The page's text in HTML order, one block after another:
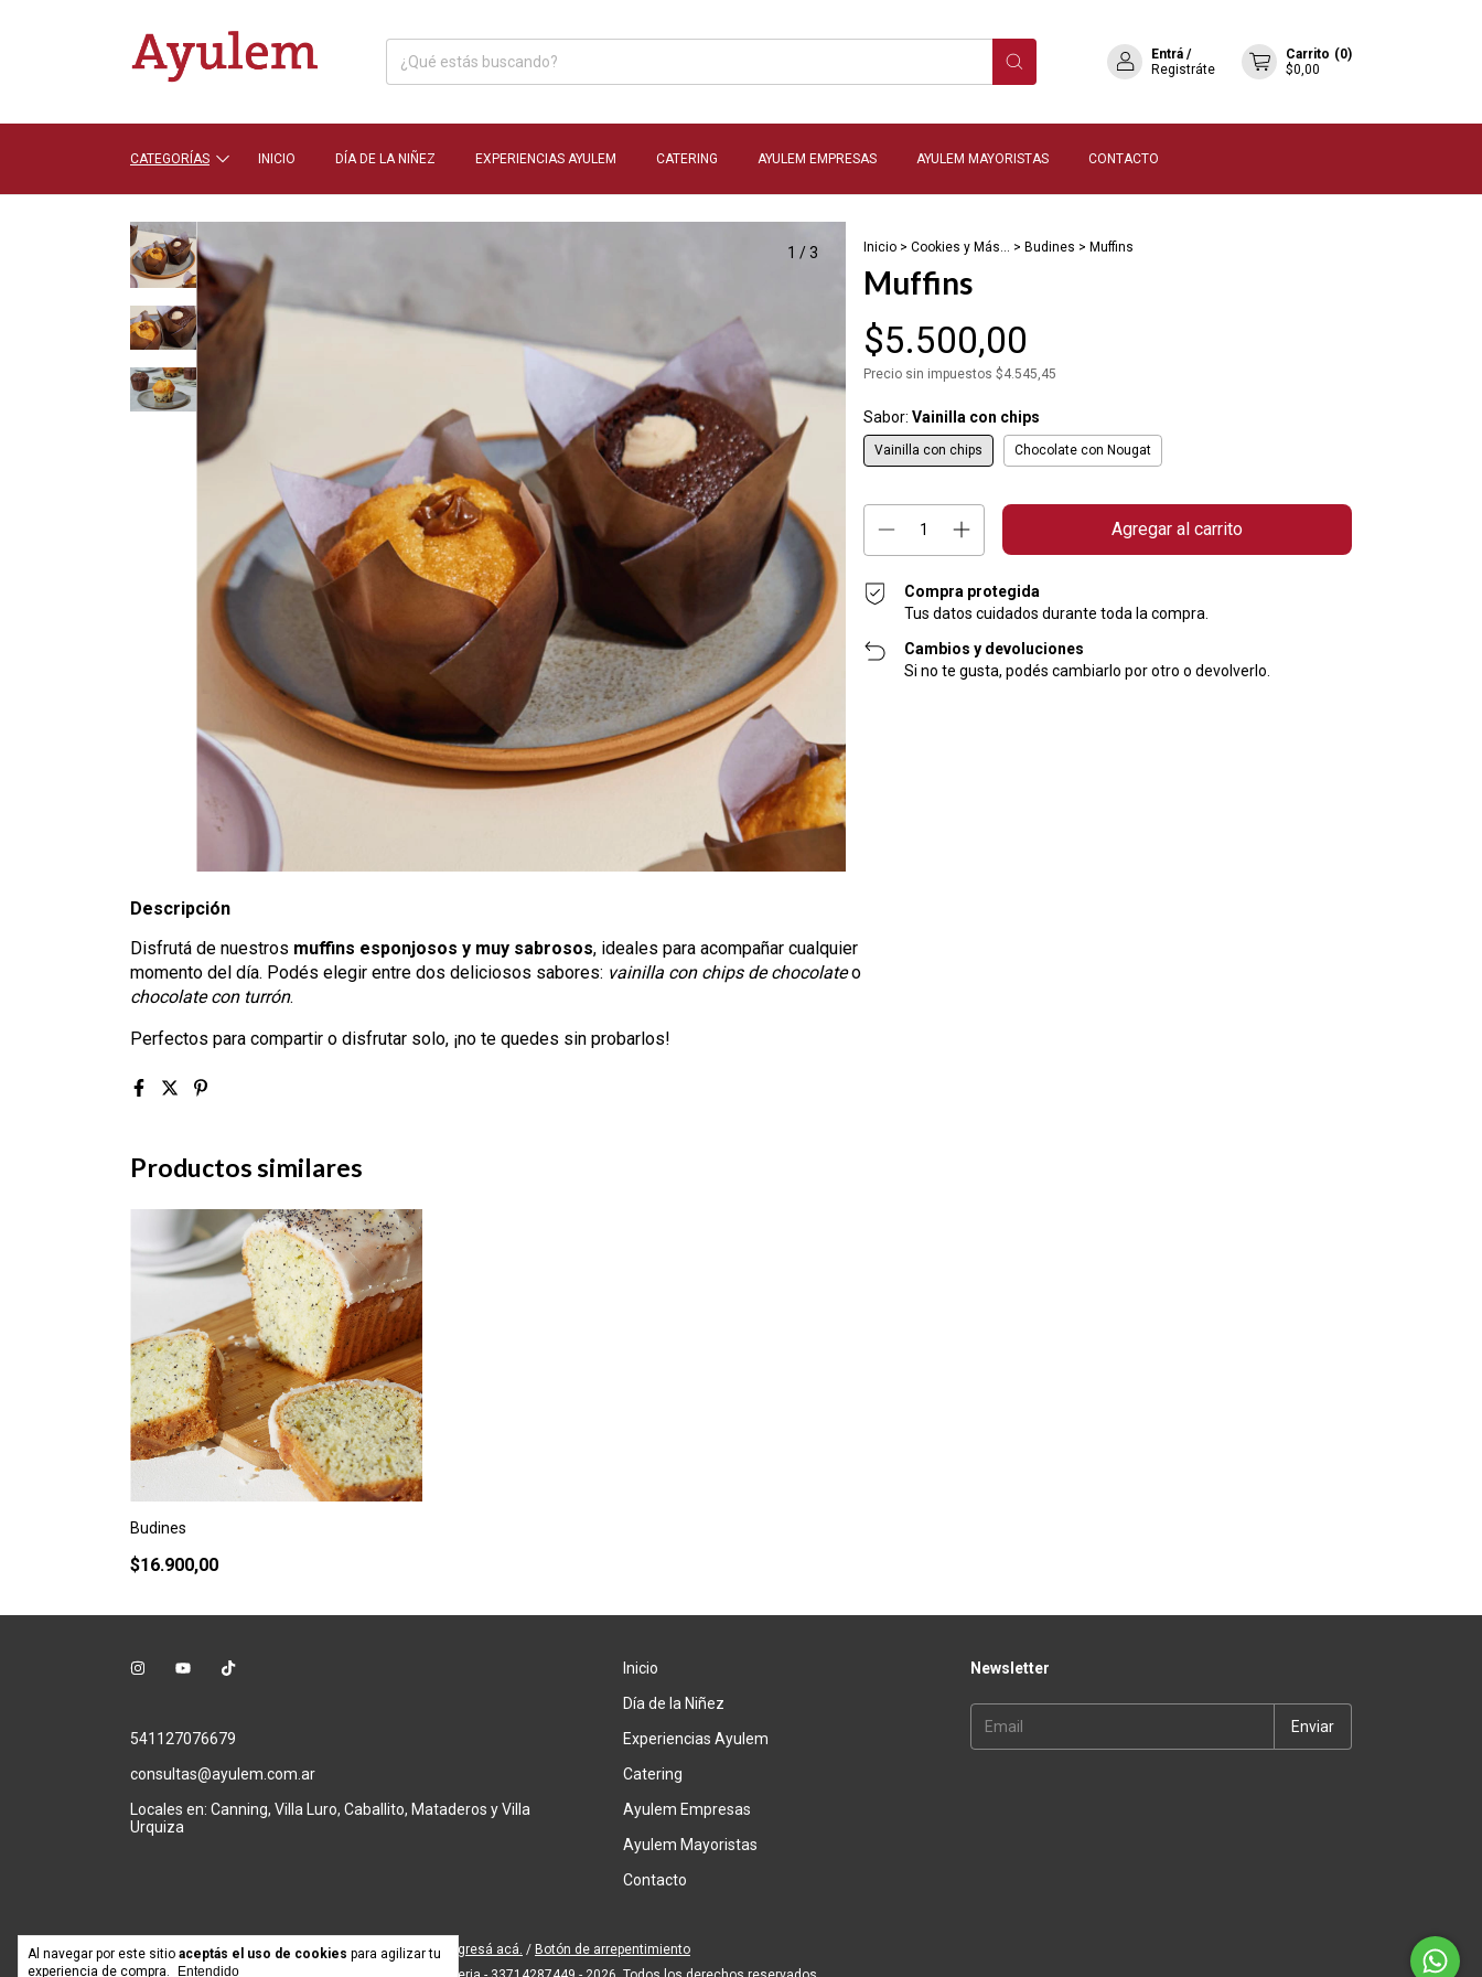
Entrá /
Registráte
Carrito (0)
$0,00
CATEGORÍAS INICIO DÍA DE LA NIÑEZ EXPERIENCIAS AYULEM CATERING AYULEM EMPRESAS AYULEM MAYORISTAS CONTACTO
Al navegar por este sitio aceptás el uso de cookies para agilizar tu
experiencia de compra.
Entendido
1 /3 Inicio > Cookies y Más... > Budines > Muffins
Muffins
$5.500,00
Precio sin impuestos $4.545,45
Sabor: Vainilla con chips
Vainilla con chips Chocolate con Nougat
Compra protegida
Tus datos cuidados durante toda la compra.
Cambios y devoluciones
Si no te gusta, podés cambiarlo por otro o devolverlo.
Descripción
Disfrutá de nuestros muffins esponjosos y muy sabrosos, ideales para acompañar cualquier
momento del día. Podés elegir entre dos deliciosos sabores: vainilla con chips de chocolateo
chocolate con turrón.
Perfectos para compartir o disfrutar solo, ¡no te quedes sin probarlos!
Productos similares
Budines
$16.900,00
541127076679
consultas@ayulem.com.ar
Locales en: Canning, Villa Luro, Caballito, Mataderos y Villa
Urquiza
Inicio
Día de la Niñez
Experiencias Ayulem
Catering
Ayulem Empresas
Ayulem Mayoristas
Contacto
Newsletter
Defensa de las y los consumidores. Para reclamos ingresá acá. / Botón de arrepentimiento